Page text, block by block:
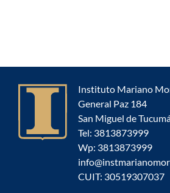
Instituto Mariano
General Paz 184
San Miguel de
Tel: 3813873999
Wp: 3813873999
CUIT: 30519307037